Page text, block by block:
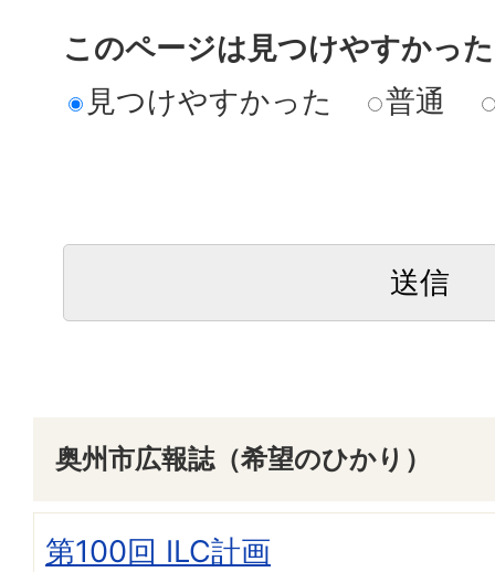
このページは見つけやすかっ
見つけやすかった
普通
奥州市広報誌（希望のひかり）
第100回 ILC計画